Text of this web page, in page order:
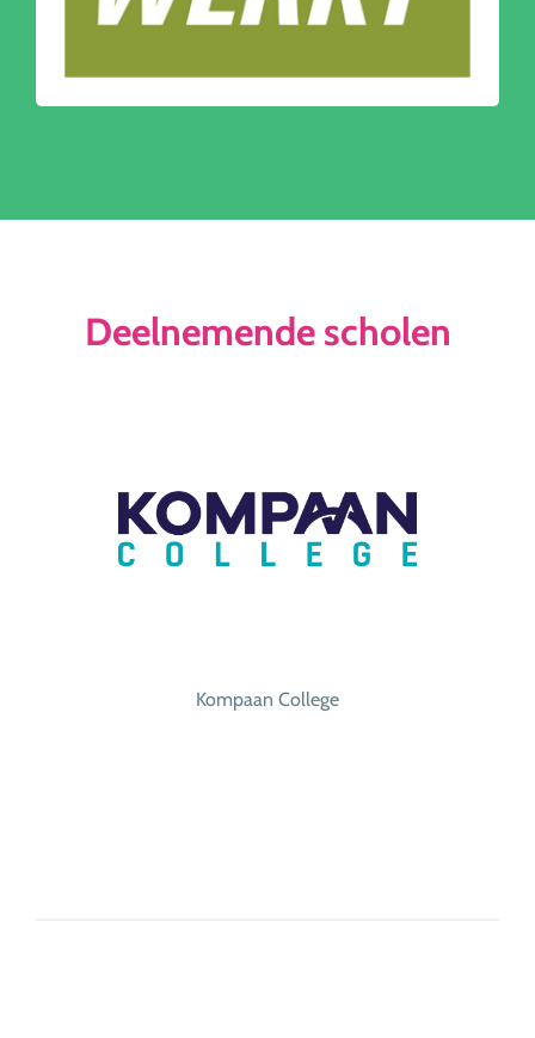
Deelnemende scholen
Marianum